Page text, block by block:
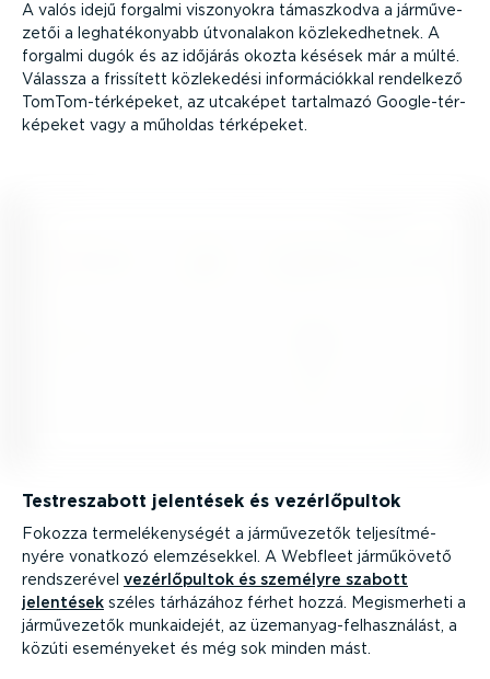
A valós idejű forgalmi viszonyokra támaszkodva a jármű­ve­
zetői a legha­té­ko­nyabb útvonalakon közle­ked­hetnek. A
forgalmi dugók és az időjárás okozta késések már a múlté.
Válassza a frissített közlekedési infor­má­ci­ókkal rendelkező
TomTom-­tér­ké­peket, az utcaképet tartalmazó Google-­tér­
ké­peket vagy a műholdas térképeket.
Testre­szabott jelentések és vezér­lő­pultok
Fokozza terme­lé­keny­ségét a jármű­ve­zetők telje­sít­mé­
nyére vonatkozó elemzé­sekkel. A Webfleet járműkövető
rendsze­rével vezér­lő­pultok és személyre szabott
jelentések széles tárházához férhet hozzá. Megis­merheti a
jármű­ve­zetők munkaidejét, az üzemanyag-­fel­hasz­nálást, a
közúti eseményeket és még sok minden mást.